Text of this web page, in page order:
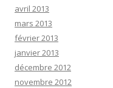
avril 2013
mars 2013
février 2013
janvier 2013
décembre 2012
novembre 2012